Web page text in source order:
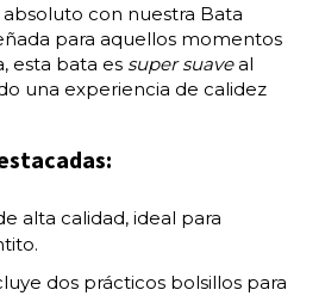
con nuestra Bata
para aquellos momentos
esta bata es super suaveal
una experiencia de calidez
alta calidad, ideal para
dos prácticos bolsillos para